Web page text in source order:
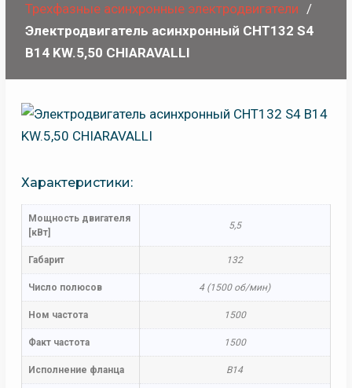
Трехфазные асинхронные электродвигатели
Электродвигатель асинхронный CHT132 S4
B14 KW.5,50 CHIARAVALLI
Характеристики:
Мощность двигателя
[кВт]
5,5
Габарит 132
Число полюсов 4 (1500 об/мин)
Ном частота 1500
Факт частота 1500
Исполнение фланца B14